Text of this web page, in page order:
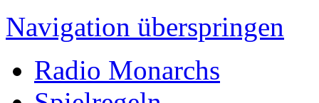
Navigation überspringen
Radio Monarchs